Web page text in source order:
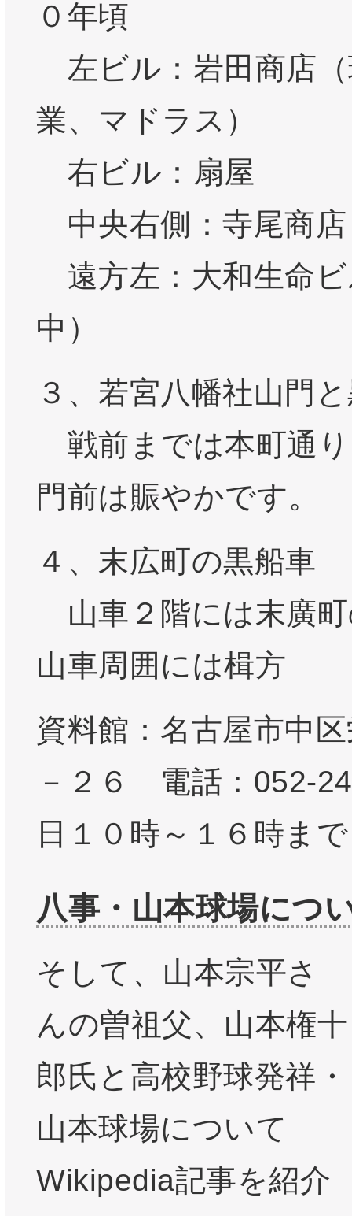
０年頃
左ビル：岩田商店
業、マドラス）
右ビル：扇屋
中央右側：寺尾商店
遠方左：大和生命
中）
３、若宮八幡社山門
戦前までは本町通
門前は賑やかです。
４、末広町の黒船車
山車２階には末廣
山車周囲には楫方
資料館：名古屋市中
－２６ 電話：052-
日１０時～１６時まで
八事・山本球場につ
そして、山本宗平さ
んの曽祖父、山本権十
郎氏と高校野球発祥・
山本球場について
Wikipedia記事を紹介